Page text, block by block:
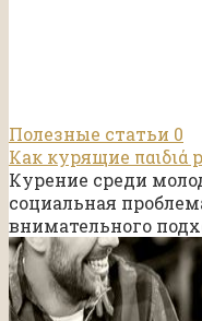
Полезные статьи 0
Как курящие παιδιά
Курение среди
социальная
внимательного